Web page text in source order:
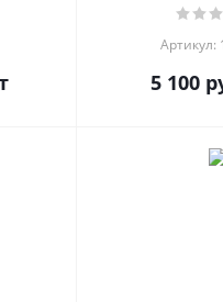
Артикул:
5 100